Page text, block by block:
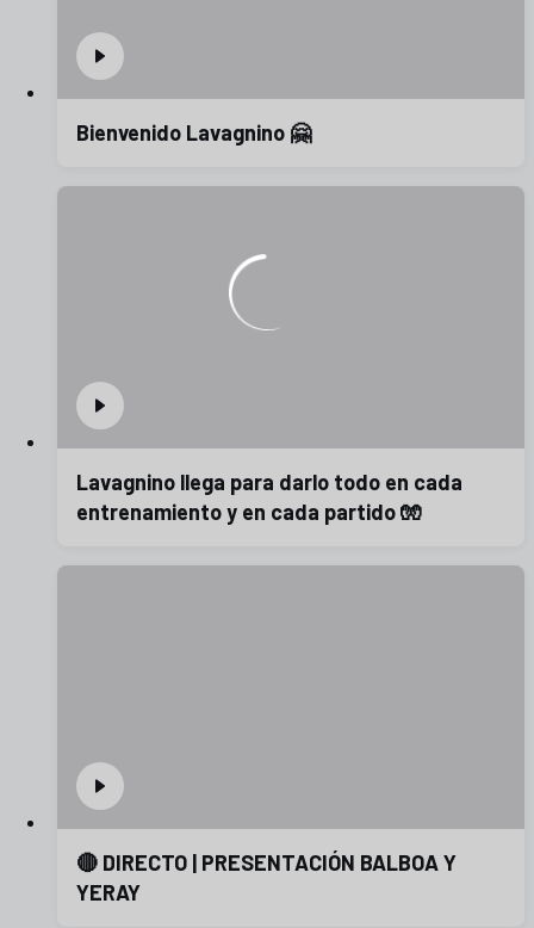
Bienvenido Lavagnino 🤗
Lavagnino llega para darlo todo en cada
entrenamiento y en cada partido 🧤
🔴 DIRECTO | PRESENTACIÓN BALBOA Y
YERAY